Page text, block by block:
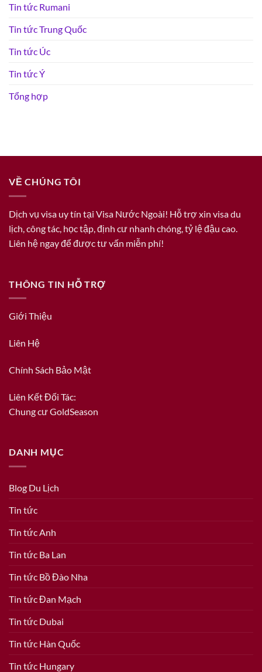
Tin tức Rumani
Tin tức Trung Quốc
Tin tức Úc
Tin tức Ý
Tổng hợp
VỀ CHÚNG TÔI
Dịch vụ visa uy tín tại Visa Nước Ngoài! Hỗ trợ xin visa du
lịch, công tác, học tập, định cư nhanh chóng, tỷ lệ đậu cao.
Liên hệ ngay để được tư vấn miễn phí!
THÔNG TIN HỖ TRỢ
Giới Thiệu
Liên Hệ
Chính Sách Bảo Mật
Liên Kết Đối Tác:
Chung cư GoldSeason
DANH MỤC
Blog Du Lịch
Tin tức
Tin tức Anh
Tin tức Ba Lan
Tin tức Bồ Đào Nha
Tin tức Đan Mạch
Tin tức Dubai
Tin tức Hàn Quốc
Tin tức Hungary